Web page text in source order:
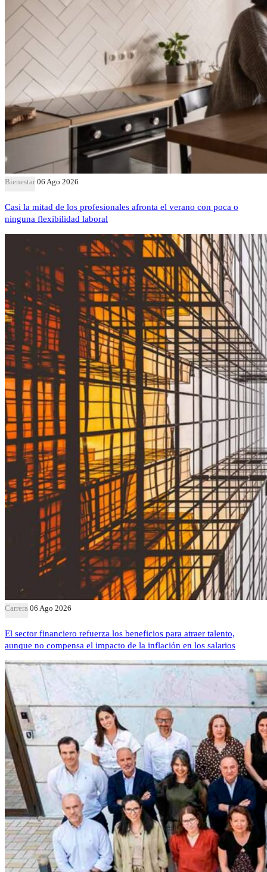
Bienestar 06 Ago 2026
Casi la mitad de los profesionales afronta el verano con poca o
ninguna flexibilidad laboral
Carrera 06 Ago 2026
El sector financiero refuerza los beneficios para atraer talento,
aunque no compensa el impacto de la inflación en los salarios